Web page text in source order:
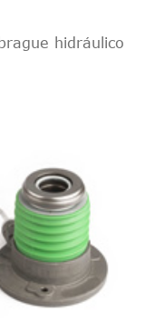
hidráulico